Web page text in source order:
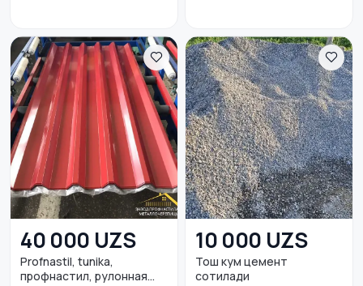
40 000 UZS
Profnastil, tunika,
профнастил, рулонная...
10 000 UZS
Тош кум цемент
сотилади